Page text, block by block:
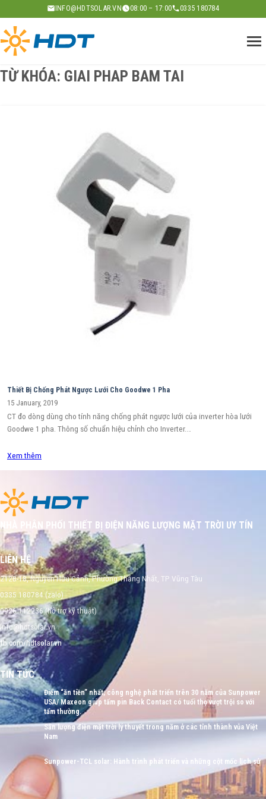
to
content
INFO@HDTSOLAR.VN 08:00 – 17:00 0335 180784
TỪ KHÓA: GIAI PHAP BAM TAI
Thiết Bị Chống Phát Ngược Lưới Cho Goodwe 1 Pha
15 January, 2019
CT đo dòng dùng cho tính năng chống phát ngược lưới của inverter hòa lưới
Goodwe 1 pha. Thông số chuẩn hiệu chỉnh cho Inverter.…
Xem thêm
NHÀ PHÂN PHỐI THIẾT BỊ ĐIỆN NĂNG LƯỢNG MẶT TRỜI UY TÍN
LIÊN HỆ
212B-18, Nguyễn Hữu Cảnh, Phường Thắng Nhất, TP Vũng Tàu
0335 180784 (zalo)
0926 112236 (hỗ trợ kỹ thuật)
info@hdtsolar.vn
fb.com/hdtsolar.vn
TIN TỨC
Điểm “ăn tiền” nhất, công nghệ phát triển trên 30 năm của Sunpower
USA/ Maxeon giúp tấm pin Back Contact có tuổi thọ vượt trội so với
tấm thường.
Sản lượng điện mặt trời lý thuyết trong năm ở các tỉnh thành vủa Việt
Nam
Sunpower-TCL solar: Hành trình phát triển và những cột mốc lịch sử